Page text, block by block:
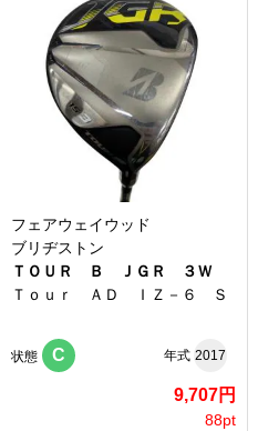
フェアウェイウッド
ブリヂストン
ＴＯＵＲ Ｂ ＪＧＲ ３Ｗ
Ｔｏｕｒ ＡＤ ＩＺ－６ Ｓ
状態 C 年式 2017
9,707円
88pt